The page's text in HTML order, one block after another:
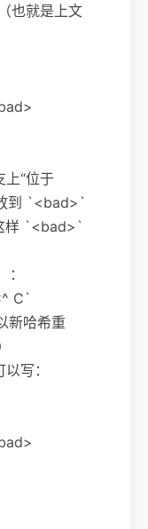
也就是上文
上“位于
到 `<bad>`
样 `<bad>`
C`
新哈希重
写：